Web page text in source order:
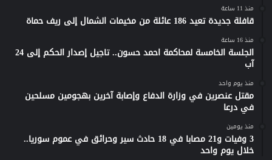
منذ 11 ساعة
قافلة جديدة تعيد 186 عائلة من مخيمات الشمال إلى ريف حماة
منذ 16 ساعة
الجلسة الخامسة لمحاكمة احمد حسون.. تاجيل إصدار الحكم إلى 24
آب
منذ يوم واحد
مقتل عنصرين في وزارة الدفاع وإصابة آخرين بهجومين مسلحين
في درعا
منذ يومين
3 وفيات و21 مصابا في 18 حادث سير وحرائق في عموم سوريا..
خلال يوم واحد